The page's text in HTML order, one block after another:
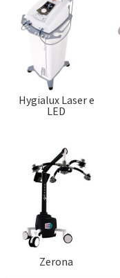
Hygialux Laser e
LED
Zerona